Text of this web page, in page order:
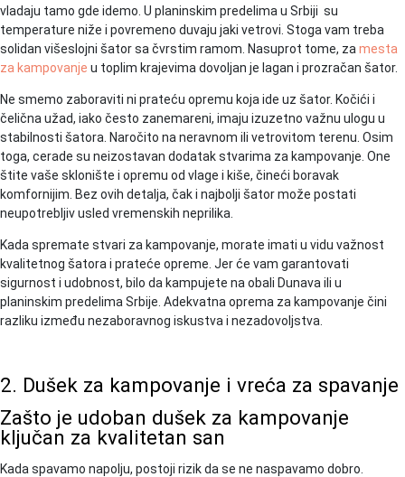
vladaju tamo gde idemo. U planinskim predelima u Srbiji su
temperature niže i povremeno duvaju jaki vetrovi. Stoga vam treba
solidan višeslojni šator sa čvrstim ramom. Nasuprot tome, za mesta
za kampovanje u toplim krajevima dovoljan je lagan i prozračan šator.
Ne smemo zaboraviti ni prateću opremu koja ide uz šator. Kočići i
čelična užad, iako često zanemareni, imaju izuzetno važnu ulogu u
stabilnosti šatora. Naročito na neravnom ili vetrovitom terenu. Osim
toga, cerade su neizostavan dodatak stvarima za kampovanje. One
štite vaše sklonište i opremu od vlage i kiše, čineći boravak
komfornijim. Bez ovih detalja, čak i najbolji šator može postati
neupotrebljiv usled vremenskih neprilika.
Kada spremate stvari za kampovanje, morate imati u vidu važnost
kvalitetnog šatora i prateće opreme. Jer će vam garantovati
sigurnost i udobnost, bilo da kampujete na obali Dunava ili u
planinskim predelima Srbije. Adekvatna oprema za kampovanje čini
razliku između nezaboravnog iskustva i nezadovoljstva.
2. Dušek za kampovanje i vreća za spavanje
Zašto je udoban dušek za kampovanje
ključan za kvalitetan san
Kada spavamo napolju, postoji rizik da se ne naspavamo dobro.